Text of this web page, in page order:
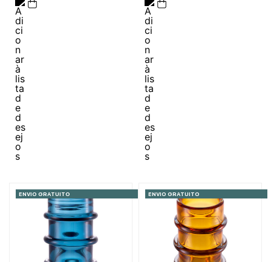
ENVIO GRATUITO ENVIO GRATUITO